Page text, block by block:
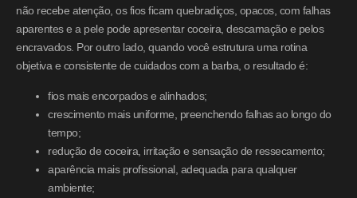
não recebe atenção, os fios ficam quebradiços, opacos, com falhas
aparentes e a pele pode apresentar coceira, descamação e pelos
encravados. Por outro lado, quando você estrutura uma rotina
objetiva e consistente de cuidados com a barba, o resultado é:
fios mais encorpados e alinhados;
crescimento mais uniforme, preenchendo falhas ao longo do
tempo;
redução de coceira, irritação e sensação de ressecamento;
aparência mais profissional, adequada para qualquer
ambiente;